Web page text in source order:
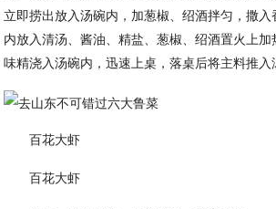
立即捞出放入汤碗内，加葱椒、绍酒拌匀，撒
内放入清汤、酱油、精盐、葱椒、绍酒置火上
味精浇入汤碗内，迅速上桌，落桌后将主料推入
百花大虾
百花大虾